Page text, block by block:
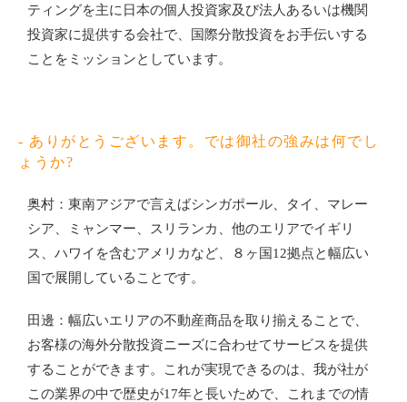
ティングを主に日本の個人投資家及び法人あるいは機関
投資家に提供する会社で、国際分散投資をお手伝いする
ことをミッションとしています。
- ありがとうございます。では御社の強みは何でし
ょうか?
奥村：東南アジアで言えばシンガポール、タイ、マレー
シア、ミャンマー、スリランカ、他のエリアでイギリ
ス、ハワイを含むアメリカなど、８ヶ国12拠点と幅広い
国で展開していることです。
田邊：幅広いエリアの不動産商品を取り揃えることで、
お客様の海外分散投資ニーズに合わせてサービスを提供
することができます。これが実現できるのは、我が社が
この業界の中で歴史が17年と長いためで、これまでの情